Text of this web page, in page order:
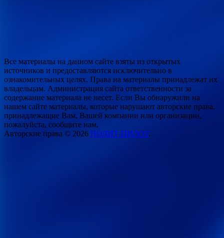
Все материалы на данном сайте взяты из открытых
источников и предоставляются исключительно в
ознакомительных целях. Права на материалы принадлежат их
владельцам. Администрация сайта ответственности за
содержание материала не несет. Если Вы обнаружили на
нашем сайте материалы, которые нарушают авторские права,
принадлежащие Вам, Вашей компании или организации,
пожалуйста, сообщите нам.
Авторские права © 2026 ПОЛИТ-ПИЛОТ.